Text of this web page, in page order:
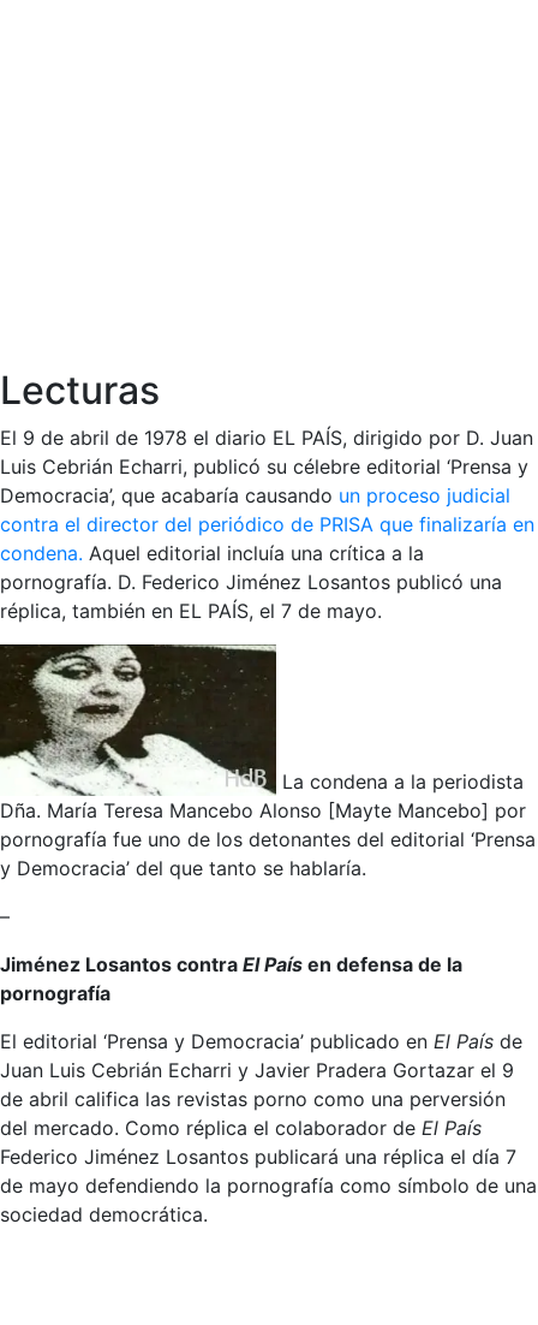
Lecturas
El 9 de abril de 1978 el diario EL PAÍS, dirigido por D. Juan
Luis Cebrián Echarri, publicó su célebre editorial ‘Prensa y
Democracia’, que acabaría causando un proceso judicial
contra el director del periódico de PRISA que finalizaría en
condena. Aquel editorial incluía una crítica a la
pornografía. D. Federico Jiménez Losantos publicó una
réplica, también en EL PAÍS, el 7 de mayo.
La condena a la periodista
Dña. María Teresa Mancebo Alonso [Mayte Mancebo] por
pornografía fue uno de los detonantes del editorial ‘Prensa
y Democracia’ del que tanto se hablaría.
–
Jiménez Losantos contra El País en defensa de la
pornografía
El editorial ‘Prensa y Democracia’ publicado en El País de
Juan Luis Cebrián Echarri y Javier Pradera Gortazar el 9
de abril califica las revistas porno como una perversión
del mercado. Como réplica el colaborador de El País
Federico Jiménez Losantos publicará una réplica el día 7
de mayo defendiendo la pornografía como símbolo de una
sociedad democrática.